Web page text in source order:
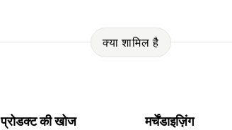
क्या शामिल है
प्रोडक्ट की खोज मर्चेंडाइज़िंग